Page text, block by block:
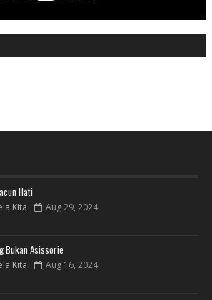
Hati
Kita Aug 29, 2024
Bukan Asissorie
Kita Aug 16, 2024